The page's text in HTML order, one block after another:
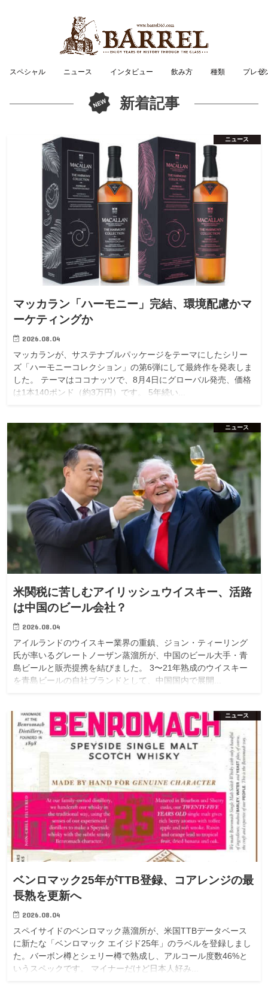
スペシャル ニュース インタビュー 飲み方 種類 プレゼ
新着記事
ニュース
マッカラン「ハーモニー」完結、環境配慮かマ
ーケティングか
2026.08.04
マッカランが、サステナブルパッケージをテーマにしたシリー
ズ「ハーモニーコレクション」の第6弾にして最終作を発表しま
した。 テーマはココナッツで、8月4日にグローバル発売、価格
は1本140ポンド（約3万円）です。 5年続い...
ニュース
米関税に苦しむアイリッシュウイスキー、活路
は中国のビール会社？
2026.08.04
アイルランドのウイスキー業界の重鎮、ジョン・ティーリング
氏が率いるグレートノーザン蒸溜所が、中国のビール大手・青
島ビールと販売提携を結びました。 3〜21年熟成のウイスキー
を青島ビールの自社ブランドとして、中国国内で展開...
ニュース
ベンロマック25年がTTB登録、コアレンジの最
長熟を更新へ
2026.08.04
スペイサイドのベンロマック蒸溜所が、米国TTBデータベース
に新たな「ベンロマック エイジド25年」のラベルを登録しまし
た。バーボン樽とシェリー樽で熟成し、アルコール度数46%と
いうスペックです。 マイナーだけど日本人好み...